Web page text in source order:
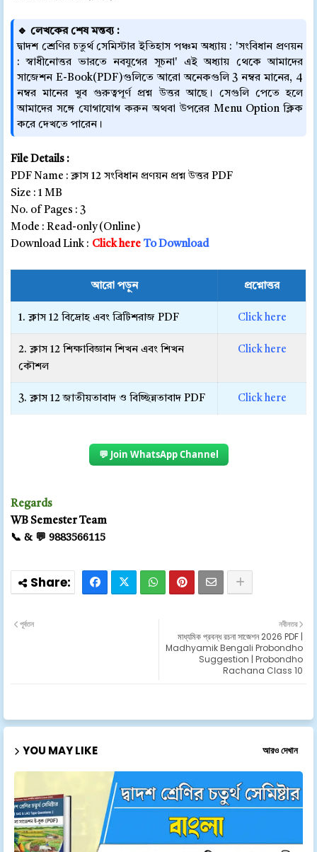
🔹 লেখকের শেষ মন্তব্য :
দ্বাদশ শ্রেণির চতুর্থ সেমিস্টার ইতিহাস পঞ্চম অধ্যায় : 'সংবিধান প্রণয়ন
: স্বাধীনোত্তর ভারতে নবযুগের সূচনা' এই অধ্যায় থেকে আমাদের
সাজেশন E-Book(PDF)গুলিতে আরো অনেকগুলি 3 নম্বর মানের, 4
নম্বর মানের খুব গুরুত্বপূর্ণ প্রশ্ন উত্তর আছে। সেগুলি পেতে হলে
আমাদের সঙ্গে যোগাযোগ করুন অথবা উপরের Menu Option ক্লিক
করে দেখতে পারেন।
File Details :
PDF Name : ক্লাস 12 সংবিধান প্রণয়ন প্রশ্ন উত্তর PDF
Size : 1 MB
No. of Pages : 3
Mode : Read-only (Online)
Download Link : Click here To Download
আরো পড়ুন প্রশ্নোত্তর
1. ক্লাস 12 বিদ্রোহ এবং ব্রিটিশরাজ PDF Click here
2. ক্লাস 12 শিক্ষাবিজ্ঞান শিখন এবং শিখন
কৌশল
Click here
3. ক্লাস 12 জাতীয়তাবাদ ও বিচ্ছিন্নতাবাদ PDF Click here
💬 Join WhatsApp Channel
Regards
WB Semester Team
📞 & 💬 9883566115
নবীনতর
মাধ্যমিক প্রবন্ধ রচনা সাজেশন 2026 PDF |
Madhyamik Bengali Probondho
Suggestion | Probondho
Rachana Class 10
পূর্বতন
YOU MAY LIKE আরও দেখান